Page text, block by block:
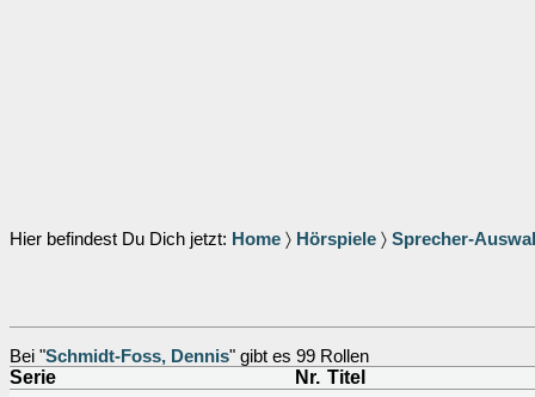
Hier befindest Du Dich jetzt: Home 〉 Hörspiele 〉 Sprecher-
Bei "Schmidt-Foss, Dennis" gibt es 99 Rollen
Serie Nr. Titel